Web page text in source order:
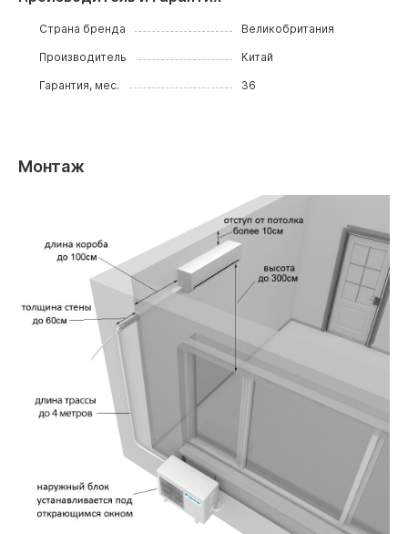
Страна бренда Великобритания
Производитель Китай
Гарантия, мес. 36
Монтаж